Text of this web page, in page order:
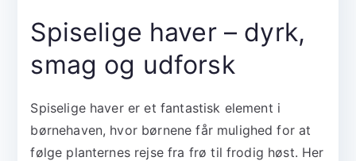
Spiselige haver – dyrk,
smag og udforsk
Spiselige haver er et fantastisk element i
børnehaven, hvor børnene får mulighed for at
følge planternes rejse fra frø til frodig høst. Her